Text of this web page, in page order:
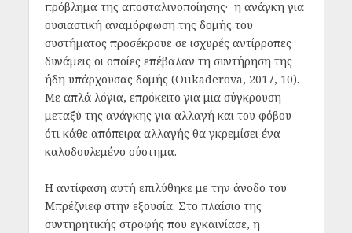
πρόβλημα της αποσταλινοποίησης· η ανάγκη για
ουσιαστική αναμόρφωση της δομής του
συστήματος προσέκρουε σε ισχυρές αντίρροπες
δυνάμεις οι οποίες επέβαλαν τη συντήρηση της
ήδη υπάρχουσας δομής (Oukaderova, 2017, 10).
Με απλά λόγια, επρόκειτο για μια σύγκρουση
μεταξύ της ανάγκης για αλλαγή και του φόβου
ότι κάθε απόπειρα αλλαγής θα γκρεμίσει ένα
καλοδουλεμένο σύστημα.
Η αντίφαση αυτή επιλύθηκε με την άνοδο του
Μπρέζνιεφ στην εξουσία. Στο πλαίσιο της
συντηρητικής στροφής που εγκαινίασε, η